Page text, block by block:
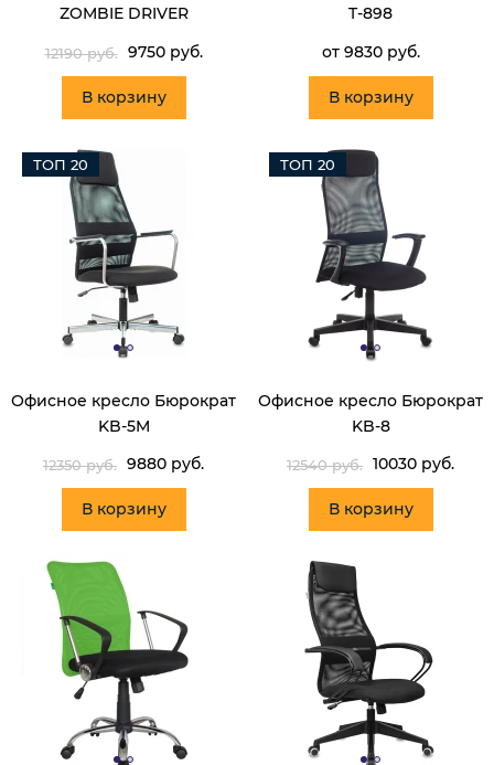
ZOMBIE DRIVER
12190 руб. 9750 руб.
В корзину
T-898
от 9830 руб.
В корзину
ТОП 20
Офисное кресло Бюрократ
KB-5M
12350 руб. 9880 руб.
В корзину
ТОП 20
Офисное кресло Бюрократ
KB-8
12540 руб. 10030 руб.
В корзину